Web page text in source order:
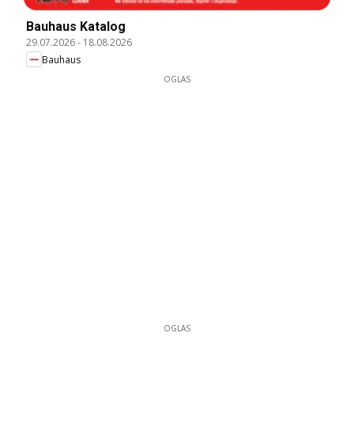
Bauhaus Katalog
29.07.2026- 18.08.2026
Bauhaus
OGLAS
OGLAS